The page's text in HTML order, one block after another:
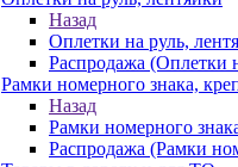
Назад
Оплетки на руль,
Распродажа (Оплетки
Рамки номерного знака,
Назад
Рамки номерного
Распродажа (Рамки